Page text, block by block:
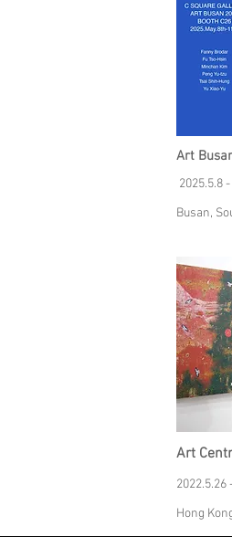
Art
2025.5.8 -
Busan,
Art
2022.5.26
Hong